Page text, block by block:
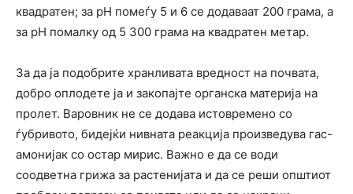
квадратен; за pH помеѓу 5 и 6 се додаваат 200 грама, а
за pH помалку од 5 300 грама на квадратен метар.
За да ја подобрите хранливата вредност на почвата,
добро оплодете ја и закопајте органска материја на
пролет. Варовник не се додава истовремено со
ѓубривото, бидејќи нивната реакција произведува гас-
амонијак со остар мирис. Важно е да се води
соодветна грижа за растенијата и да се реши општиот